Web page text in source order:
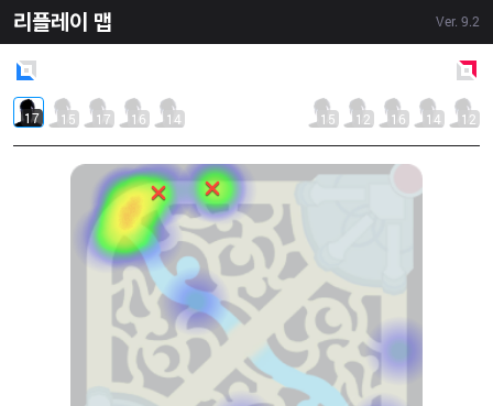
리플레이 맵 Ver. 9.2
17 15 17 16 14 15 12 16 14 12